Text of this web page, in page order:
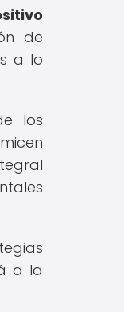
de
a lo
los
a la